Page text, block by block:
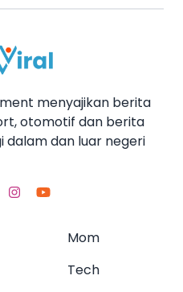
menyajikan berita
otomotif dan berita
dalam dan luar negeri
Mom
Tech